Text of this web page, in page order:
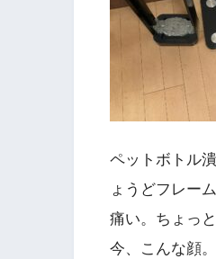
ペットボトル
ょうどフレー
痛い。ちょっ
今、こんな顔。